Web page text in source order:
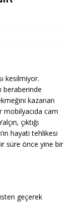
kesilmiyor.
beraberinde
kazanan
mobilyacıda cam
çıktığı
hayati tehlikesi
süre önce yine bir
geçerek